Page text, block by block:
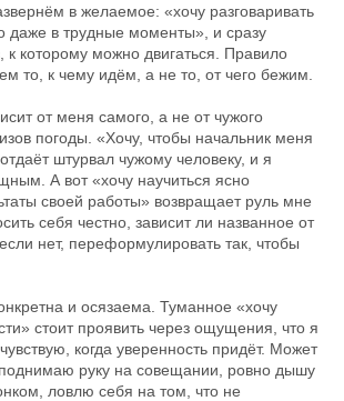
в желаемое: «хочу разговаривать
даже в трудные моменты», и сразу
к которому можно двигаться. Правило
то, к чему идём, а не то, от чего бежим.
от меня самого, а не от чужого
погоды. «Хочу, чтобы начальник меня
штурвал чужому человеку, и я
А вот «хочу научиться ясно
своей работы» возвращает руль мне
себя честно, зависит ли названное от
нет, переформулировать так, чтобы
и осязаема. Туманное «хочу
стоит проявить через ощущения, что я
когда уверенность придёт. Может
руку на совещании, ровно дышу
ловлю себя на том, что не